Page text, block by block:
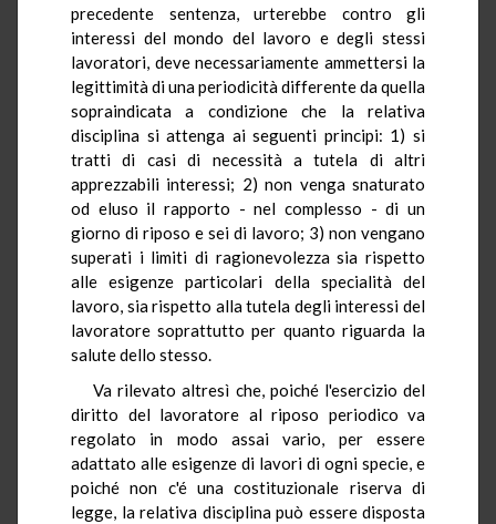
precedente sentenza, urterebbe contro gli
interessi del mondo del lavoro e degli stessi
lavoratori, deve necessariamente ammettersi la
legittimità di una periodicità differente da quella
sopraindicata a condizione che la relativa
disciplina si attenga ai seguenti principi: 1) si
tratti di casi di necessità a tutela di altri
apprezzabili interessi; 2) non venga snaturato
od eluso il rapporto - nel complesso - di un
giorno di riposo e sei di lavoro; 3) non vengano
superati i limiti di ragionevolezza sia rispetto
alle esigenze particolari della specialità del
lavoro, sia rispetto alla tutela degli interessi del
lavoratore soprattutto per quanto riguarda la
salute dello stesso.
Va rilevato altresì che, poiché l'esercizio del
diritto del lavoratore al riposo periodico va
regolato in modo assai vario, per essere
adattato alle esigenze di lavori di ogni specie, e
poiché non c'é una costituzionale riserva di
legge, la relativa disciplina può essere disposta